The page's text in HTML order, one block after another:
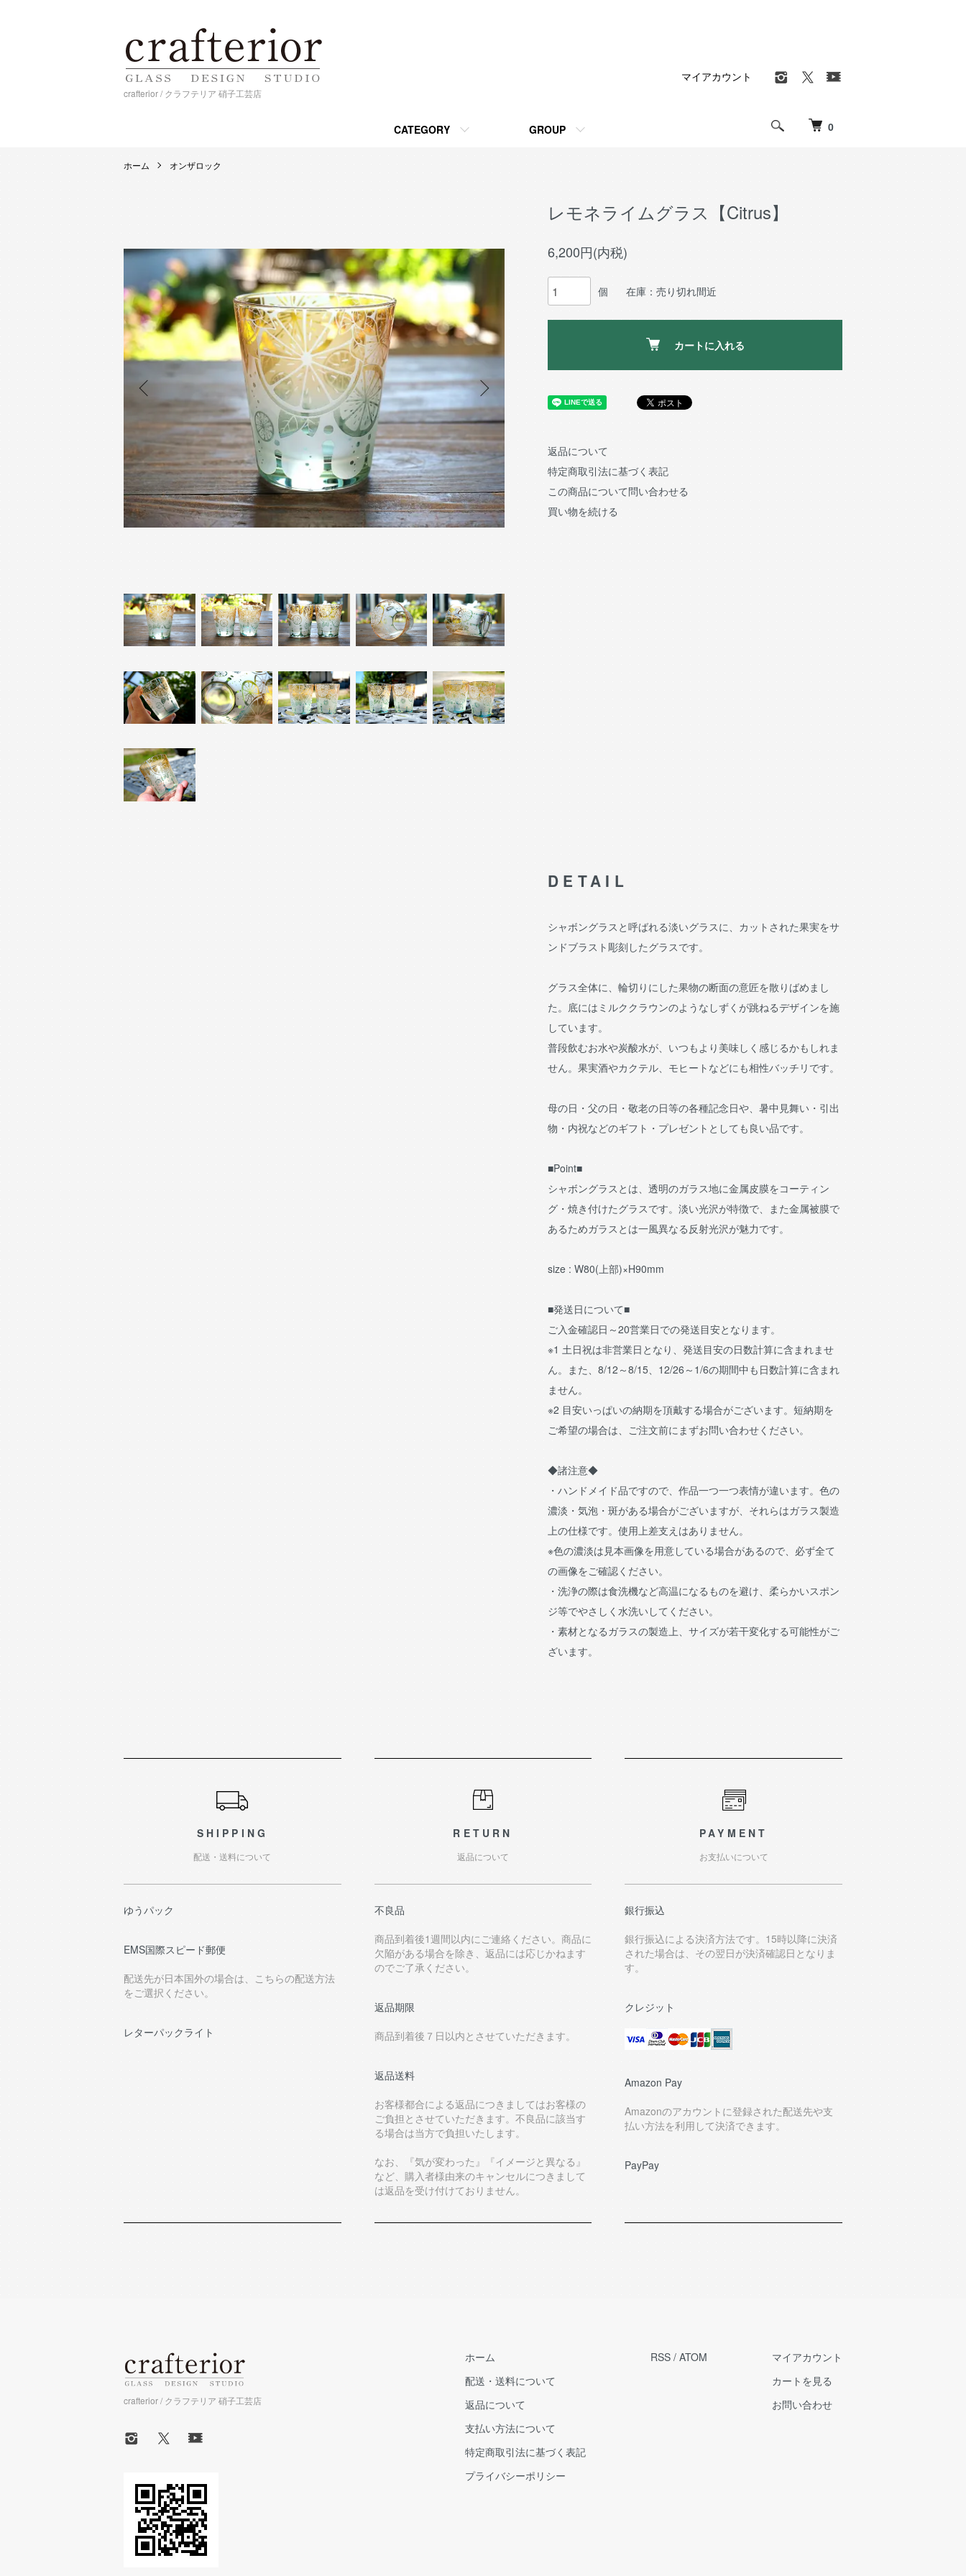
crafterior / クラフテリア 硝子工芸店
0
CATEGORY GROUP
マイアカウント
ホーム オンザロック
レモネライムグラス【Citrus】
6,200円(内税)
個 在庫：売り切れ間近
カートに入れる
返品について
特定商取引法に基づく表記
この商品について問い合わせる
買い物を続ける
DETAIL
シャボングラスと呼ばれる淡いグラスに、カットされた果実をサ
ンドブラスト彫刻したグラスです。
グラス全体に、輪切りにした果物の断面の意匠を散りばめまし
た。底にはミルククラウンのようなしずくが跳ねるデザインを施
しています。
普段飲むお水や炭酸水が、いつもより美味しく感じるかもしれま
せん。果実酒やカクテル、モヒートなどにも相性バッチリです。
母の日・父の日・敬老の日等の各種記念日や、暑中見舞い・引出
物・内祝などのギフト・プレゼントとしても良い品です。
■Point■
シャボングラスとは、透明のガラス地に金属皮膜をコーティン
グ・焼き付けたグラスです。淡い光沢が特徴で、また金属被膜で
あるためガラスとは一風異なる反射光沢が魅力です。
size : W80(上部)×H90mm
■発送日について■
ご入金確認日～20営業日での発送目安となります。
※1 土日祝は非営業日となり、発送目安の日数計算に含まれませ
ん。また、8/12～8/15、12/26～1/6の期間中も日数計算に含まれ
ません。
※2 目安いっぱいの納期を頂戴する場合がございます。短納期を
ご希望の場合は、ご注文前にまずお問い合わせください。
◆諸注意◆
・ハンドメイド品ですので、作品一つ一つ表情が違います。色の
濃淡・気泡・斑がある場合がございますが、それらはガラス製造
上の仕様です。使用上差支えはありません。
※色の濃淡は見本画像を用意している場合があるので、必ず全て
の画像をご確認ください。
・洗浄の際は食洗機など高温になるものを避け、柔らかいスポン
ジ等でやさしく水洗いしてください。
・素材となるガラスの製造上、サイズが若干変化する可能性がご
ざいます。
SHIPPING
配送・送料について
ゆうパック
EMS国際スピード郵便
配送先が日本国外の場合は、こちらの配送方法
をご選択ください。
レターパックライト
RETURN
返品について
不良品
商品到着後1週間以内にご連絡ください。商品に
欠陥がある場合を除き、返品には応じかねます
のでご了承ください。
返品期限
商品到着後７日以内とさせていただきます。
返品送料
お客様都合による返品につきましてはお客様の
ご負担とさせていただきます。不良品に該当す
る場合は当方で負担いたします。
なお、『気が変わった』『イメージと異なる』
など、購入者様由来のキャンセルにつきまして
は返品を受け付けておりません。
PAYMENT
お支払いについて
銀行振込
銀行振込による決済方法です。15時以降に決済
された場合は、その翌日が決済確認日となりま
す。
クレジット
Amazon Pay
Amazonのアカウントに登録された配送先や支
払い方法を利用して決済できます。
PayPay
crafterior / クラフテリア 硝子工芸店
ホーム
配送・送料について
返品について
支払い方法について
特定商取引法に基づく表記
プライバシーポリシー
RSS / ATOM
マイアカウント
カートを見る
お問い合わせ